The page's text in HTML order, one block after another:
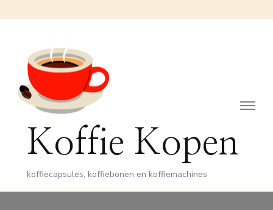
Koffie Kopen
koffiecapsules, koffiebonen en koffiemachines